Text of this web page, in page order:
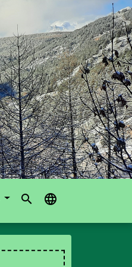
search language